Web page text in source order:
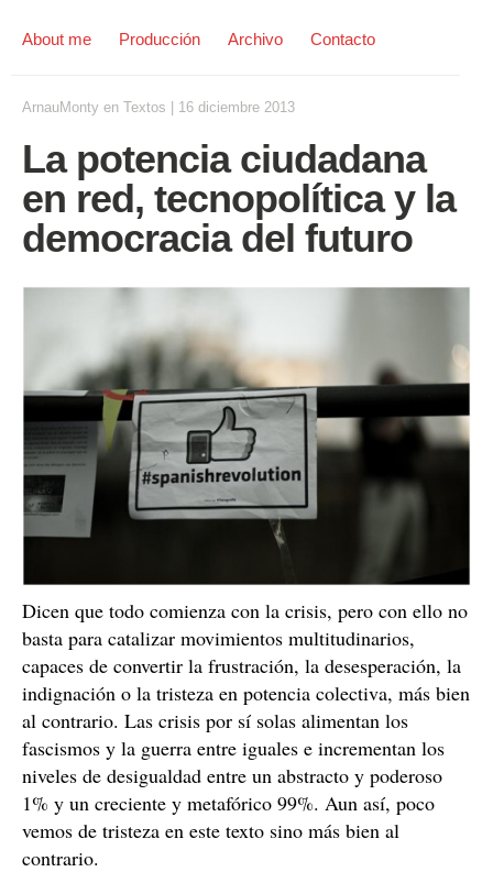
About me Producción Archivo Contacto
ArnauMonty en Textos 16 diciembre 2013
La potencia ciudadana
en red, tecnopolítica y la
democracia del futuro
Dicen que todo comienza con la crisis, pero con ello no
basta para catalizar movimientos multitudinarios,
capaces de convertir la frustración, la desesperación, la
indignación o la tristeza en potencia colectiva, más bien
al contrario. Las crisis por sí solas alimentan los
fascismos y la guerra entre iguales e incrementan los
niveles de desigualdad entre un abstracto y poderoso
1% y un creciente y metafórico 99%. Aun así, poco
vemos de tristeza en este texto sino más bien al
contrario.